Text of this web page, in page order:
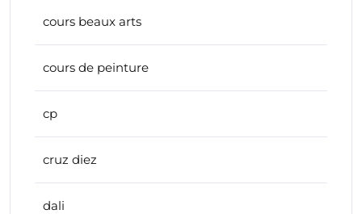
cours beaux arts
cours de peinture
cp
cruz diez
dali